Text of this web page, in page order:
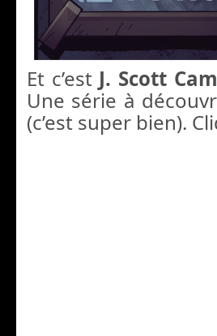
Et c’est J. Scott
Une série à
(c’est super bien).